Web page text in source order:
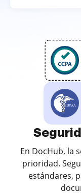
En DocHub, la
prioridad.
estándares,